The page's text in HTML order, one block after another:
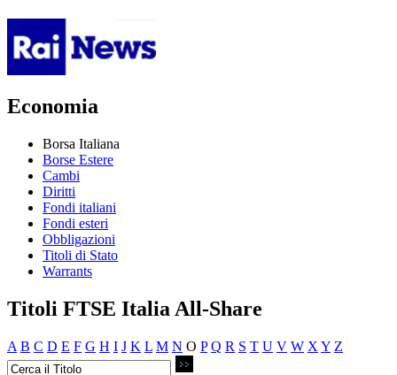
Economia
Borsa Italiana
Borse Estere
Cambi
Diritti
Fondi italiani
Fondi esteri
Obbligazioni
Titoli di Stato
Warrants
Titoli FTSE Italia All-Share
A B C D E F G H I J K L M N O P Q R S T U V W X Y Z